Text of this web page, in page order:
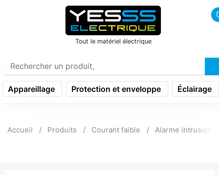
icon menu burger
Tout le matériel électrique
Appareillage Protection et enveloppe Éclairage
Accueil Produits Courant faible Alarme intrusion